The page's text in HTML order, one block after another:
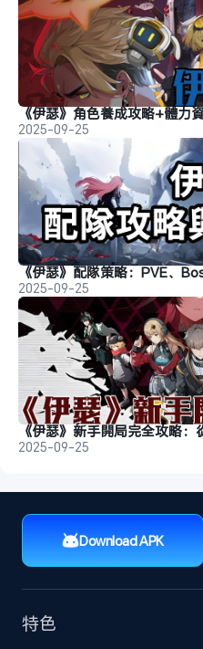
《伊瑟》角色養成攻略+體力
2025-09-25
《伊瑟》配隊策略：PVE、
2025-09-25
《伊瑟》新手開局完全攻略
2025-09-25
Download APK
特色